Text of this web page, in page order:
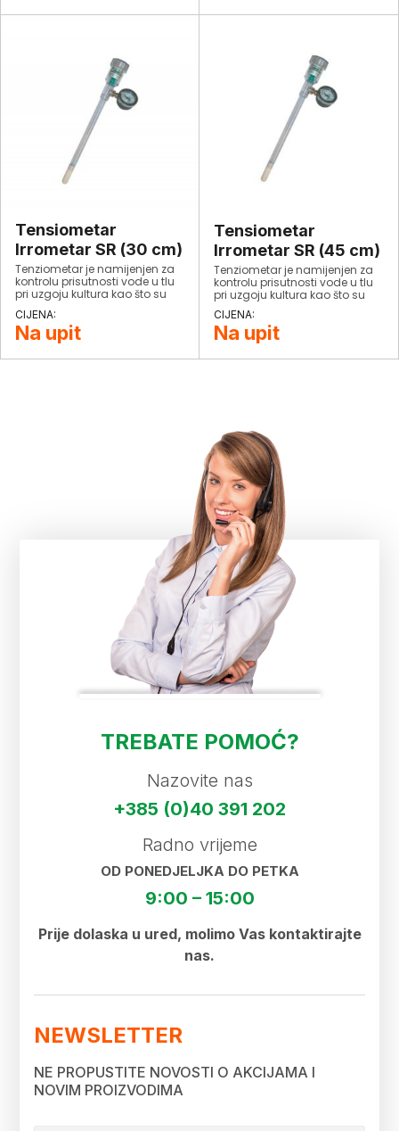
i grožđa.
i grožđa.
Tensiometar
Irrometar SR (30 cm)
Tenziometar je namijenjen za
kontrolu prisutnosti vode u tlu
pri uzgoju kultura kao što su
jagode, meko voće, povrće,
šparoge na otvorenim poljima,
u tunelima, u staklenicima,
hmelj, voćke, rasadnici drveća
i grožđa.
Na upit
Tensiometar
Irrometar SR (45 cm)
Tenziometar je namijenjen za
kontrolu prisutnosti vode u tlu
pri uzgoju kultura kao što su
jagode, meko voće, povrće,
šparoge na otvorenim poljima,
u tunelima, u staklenicima,
hmelj, voćke, rasadnici drveća
i grožđa.
Na upit
TREBATE POMOĆ?
Nazovite nas
+385 (0)40 391 202
Radno vrijeme
OD PONEDJELJKA DO PETKA
9:00 – 15:00
Prije dolaska u ured, molimo Vas kontaktirajte
nas.
NEWSLETTER
NE PROPUSTITE NOVOSTI O AKCIJAMA I
NOVIM PROIZVODIMA